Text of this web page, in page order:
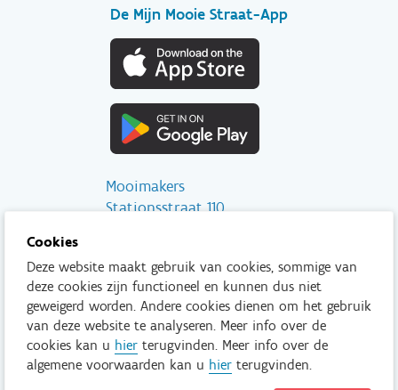
De Mijn Mooie Straat-App
Mooimakers
Stationsstraat 110
info@mooimakers.be
015 28 41 56
Tenzij anders vermeld is het niet toegestaan om inhoud van deze
website te kopiëren, reproduceren, aan te passen en/of onder
een andere vorm te publiceren zonder voorafgaand en
uitdrukkelijk akkoord van Mooimakers.
Cookies
Deze website maakt gebruik van cookies, sommige van
deze cookies zijn functioneel en kunnen dus niet
geweigerd worden. Andere cookies dienen om het gebruik
van deze website te analyseren. Meer info over de
cookies kan u hier terugvinden. Meer info over de
algemene voorwaarden kan u hier terugvinden.